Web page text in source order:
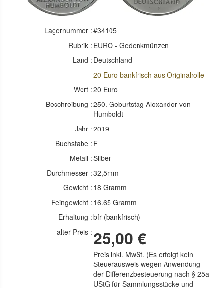
Lagernummer :#34105
Rubrik : EURO - Gedenkmünzen
Land : Deutschland
20 Euro bankfrisch aus Originalrolle
Wert :20 Euro
Beschreibung :250. Geburtstag Alexander von
Humboldt
Jahr :2019
Buchstabe : F
Metall :Silber
Durchmesser :32,5mm
Gewicht : 18 Gramm
Feingewicht : 16.65 Gramm
Erhaltung :bfr (bankfrisch)
alter Preis : 25,00 €
Preis inkl. MwSt. (Es erfolgt kein
Steuerausweis wegen Anwendung
der Differenzbesteuerung nach § 25a
UStG für Sammlungsstücke und